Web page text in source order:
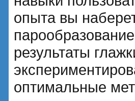
опыта вы
результаты
оптимальные